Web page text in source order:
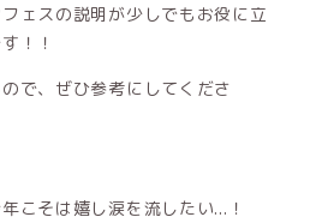
ェスの説明が少しでもお役に立
！！
で、ぜひ参考にしてくださ
こそは嬉し涙を流したい...！